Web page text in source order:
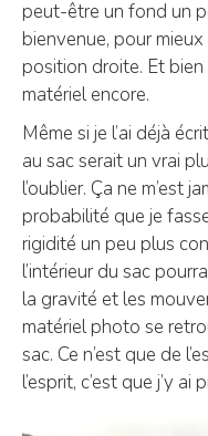
peut-être un fond un
bienvenue, pour
position droite. Et
matériel encore.
Même si je l’ai déjà
au sac serait un vrai
l’oublier. Ça ne m’est
probabilité que je
rigidité un peu plus
l’intérieur du sac
la gravité et les
matériel photo se
sac. Ce n’est que de
l’esprit, c’est que j’y